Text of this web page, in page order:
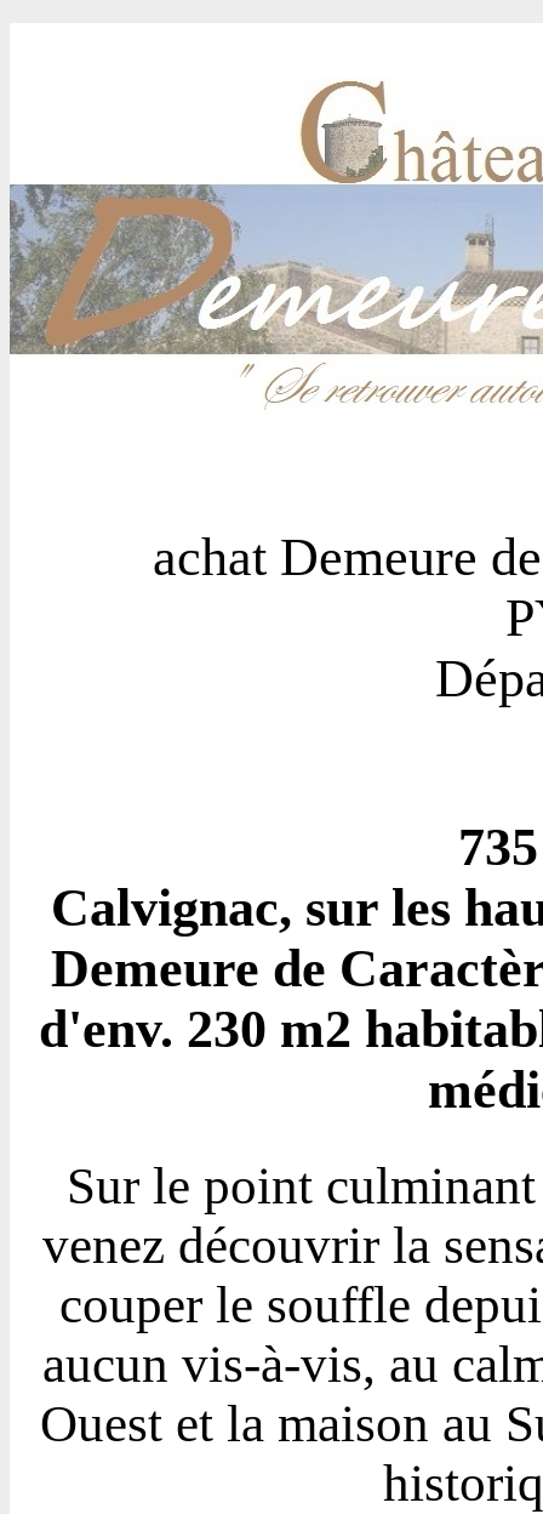
achat Demeure
Calvignac, sur les
Demeure de
d'env. 230 m2
Sur le point
venez découvrir la
couper le souffle
aucun vis-à-vis, au
Ouest et la maison au